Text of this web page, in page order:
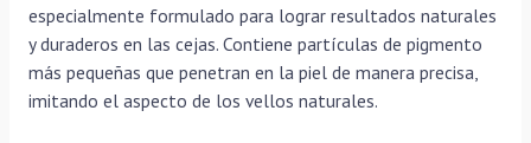
especialmente formulado para lograr resultados naturales
y duraderos en las cejas. Contiene partículas de pigmento
más pequeñas que penetran en la piel de manera precisa,
imitando el aspecto de los vellos naturales.